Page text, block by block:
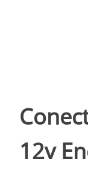
12v